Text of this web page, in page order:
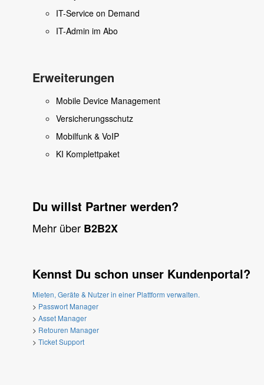
IT-Service on Demand
IT-Admin im Abo
Erweiterungen
Mobile Device Management
Versicherungsschutz
Mobilfunk & VoIP
KI Komplettpaket
Du willst Partner werden?
Mehr über B2B2X
Kennst Du schon unser Kundenportal?
Mieten, Geräte & Nutzer in einer Plattform verwalten.
> Passwort Manager
> Asset Manager
> Retouren Manager
> Ticket Support